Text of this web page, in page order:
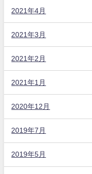
2021年4月
2021年3月
2021年2月
2021年1月
2020年12月
2019年7月
2019年5月